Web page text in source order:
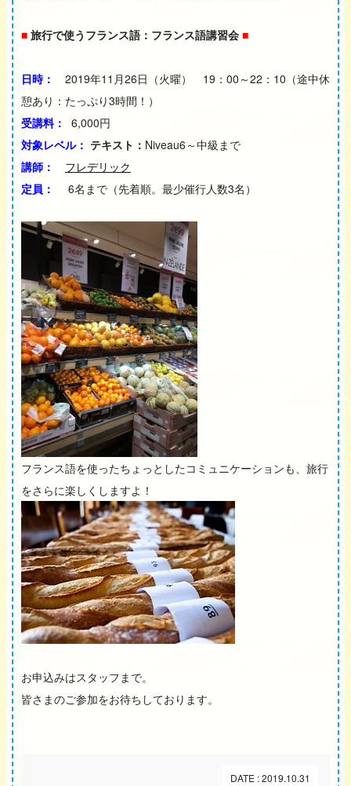
■ 旅行で使うフランス語：フランス語講習会 ■
日時：
2019年11月26日（火曜） 19：00～22：10（途中休
憩あり：たっぷり3時間！）
受講料：
6,000円
対象レベル： テキスト： Niveau6～中級まで
講師：
フレデリック
定員：
6名まで（先着順。最少催行人数3名）
フランス語を使ったちょっとしたコミュニケーションも、旅行
をさらに楽しくしますよ！
お申込みはスタッフまで。
皆さまのご参加をお待ちしております。
DATE : 2019.10.31